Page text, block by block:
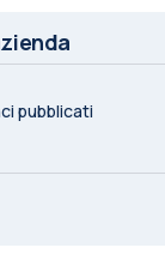
pubblicati